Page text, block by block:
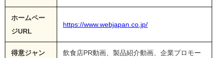
ホームペー
ジURL
https://www.webjapan.co.jp/
得意ジャン
飲食店PR動画、製品紹介動画、企業プロモー